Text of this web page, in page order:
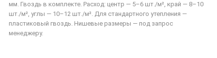
мм. Гвоздь в комплекте. Расход: центр — 5–6 шт./м², край — 8–10
шт./м², углы — 10–12 шт./м². Для стандартного утепления —
пластиковый гвоздь. Нишевые размеры — под запрос
менеджеру.